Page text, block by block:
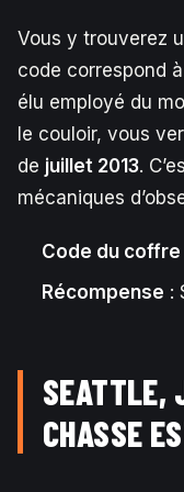
Vous y trouverez
code correspond
élu employé du
le couloir, vous
de juillet 2013.
mécaniques
Code du coffre
Récompense :
SEATTLE,
CHASSE